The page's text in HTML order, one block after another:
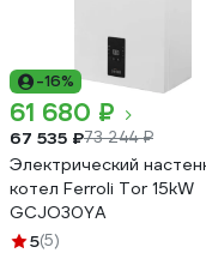
-16%
61 680 ₽
67 535 ₽73 244 ₽
Электрический
котел Ferroli Tor 15kW
GCJO30YA
5(5)